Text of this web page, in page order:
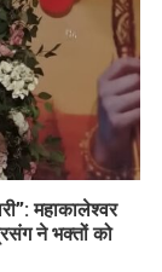
महाकालेश्वर
ने भक्तों को